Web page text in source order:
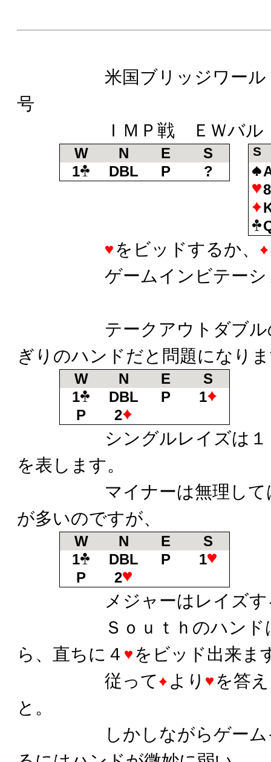
米国ブリッジワールド
号
ＩＭＰ戦 ＥＷバル
W N E
S
1
DBL P ?
S
をビッドするか、
ゲームインビテーショ
テークアウトダブルの
ぎりのハンドだと問題になり
W N E
S
1
DBL P
1
P
2
シングルレイズは１６
を表します。
マイナーは無理しては
が多いのですが、
W N E
S
1
DBL P
1
P
2
メジャーはレイズする
Ｓｏｕｔｈのハンド
ら、直ちに４
をビッド出来ま
従って
より
を答
と。
しかしながらゲームイ